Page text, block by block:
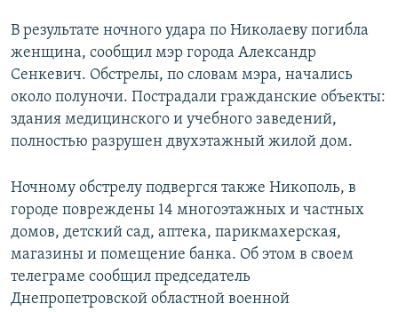
В результате ночного удара по Николаеву погибла
женщина, сообщил мэр города Александр
Сенкевич. Обстрелы, по словам мэра, начались
около полуночи. Пострадали гражданские объекты:
здания медицинского и учебного заведений,
полностью разрушен двухэтажный жилой дом.
Ночному обстрелу подвергся также Никополь, в
городе повреждены 14 многоэтажных и частных
домов, детский сад, аптека, парикмахерская,
магазины и помещение банка. Об этом в своем
телеграме сообщил председатель
Днепропетровской областной военной